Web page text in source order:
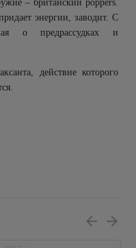
– британский poppers.
энергии, заводит. С
о предрассудках и
действие которого